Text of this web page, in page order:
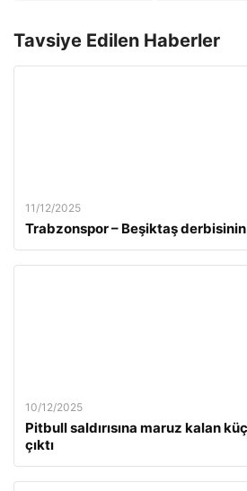
Tavsiye Edilen Haberler
11/12/2025
Trabzonspor – Beşiktaş derbisinin
10/12/2025
Pitbull saldırısına maruz kalan
çıktı